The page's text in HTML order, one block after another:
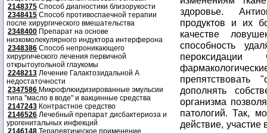
2148375 Способ диагностики близорукости
2348415 Способ противоспаечной терапии
после хирургического вмешательства
2348400 Препарат на основе
низкомолекулярного индуктора интерферона
2348386 Способ непроникающего
хирургического лечения первичной
открытоугольной глаукомы
2248213 Лечение Галактозидальной А
недостаточности
2347586 Микрофлюидизированные эмульсии
типа "масло в воде" и вакцинные средства
2147243 Контрастное средство
2146526 Лечебный препарат дисбактериоза и
урогенитальных инфекций
2146148 Терапевтическое применение
здоровье.
продуктов и их
качестве
способность
пероксидации
дополнять
организма
патологий. Так,
действие, участие